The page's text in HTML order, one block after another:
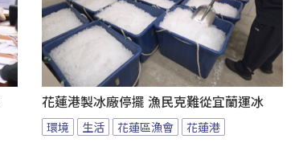
花蓮港製冰廠停擺 漁民克難從宜蘭運冰
環境 生活 花蓮區漁會 花蓮港